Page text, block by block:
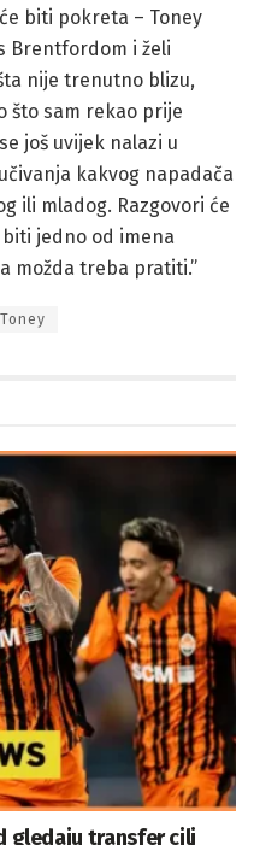
biti pokreta – Toney
Brentfordom i želi
nije trenutno blizu,
što sam rekao prije
još uvijek nalazi u
kakvog napadača
ili mladog. Razgovori će
jedno od imena
možda treba pratiti.”
gledaju transfer cilj